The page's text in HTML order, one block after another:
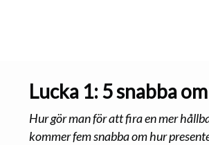
Lucka 1: 5 snabba
Hur gör man för att fira en mer
kommer fem snabba om hur